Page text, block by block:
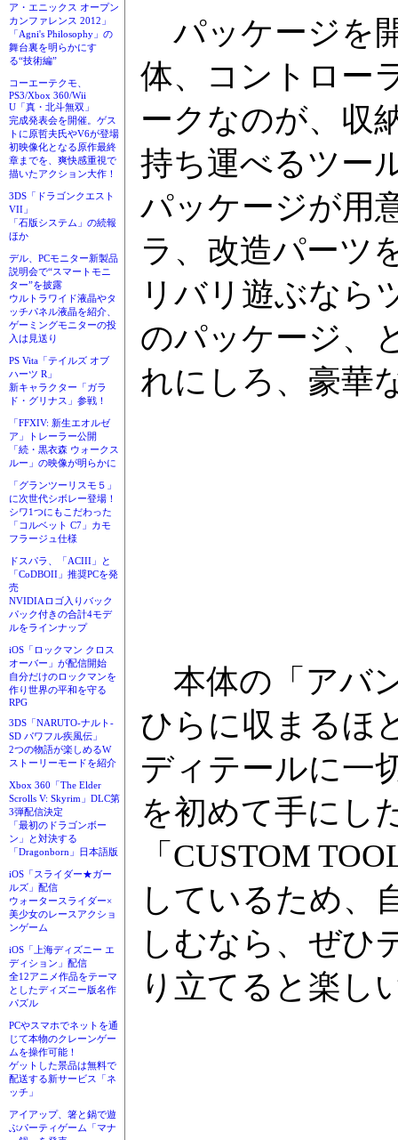
ア・エニックス オープン
カンファレンス 2012」
「Agni's Philosophy」の
舞台裏を明らかにす
る“技術編”
コーエーテクモ、
PS3/Xbox 360/Wii
U「真・北斗無双」
完成発表会を開催。ゲス
トに原哲夫氏やV6が登場
初映像化となる原作最終
章までを、爽快感重視で
描いたアクション大作！
3DS「ドラゴンクエスト
VII」
「石版システム」の続報
ほか
デル、PCモニター新製品
説明会で“スマートモニ
ター”を披露
ウルトラワイド液晶やタ
ッチパネル液晶を紹介、
ゲーミングモニターの投
入は見送り
PS Vita「テイルズ オブ
ハーツ R」
新キャラクター「ガラ
ド・グリナス」参戦！
「FFXIV: 新生エオルゼ
ア」トレーラー公開
「続・黒衣森 ウォークス
ルー」の映像が明らかに
「グランツーリスモ５」
に次世代シボレー登場！
シワ1つにもこだわった
「コルベット C7」カモ
フラージュ仕様
ドスパラ、「ACIII」と
「CoDBOII」推奨PCを発
売
NVIDIAロゴ入りバック
パック付きの合計4モデ
ルをラインナップ
iOS「ロックマン クロス
オーバー」が配信開始
自分だけのロックマンを
作り世界の平和を守る
RPG
3DS「NARUTO-ナルト-
SD パワフル疾風伝」
2つの物語が楽しめるW
ストーリーモードを紹介
Xbox 360「The Elder
Scrolls V: Skyrim」DLC第
3弾配信決定
「最初のドラゴンボー
ン」と対決する
「Dragonborn」日本語版
iOS「スライダー★ガー
ルズ」配信
ウォータースライダー×
美少女のレースアクショ
ンゲーム
iOS「上海ディズニー エ
ディション」配信
全12アニメ作品をテーマ
としたディズニー版名作
パズル
PCやスマホでネットを通
じて本物のクレーンゲー
ムを操作可能！
ゲットした景品は無料で
配送する新サービス「ネ
ッチ」
アイアップ、箸と鍋で遊
ぶパーティゲーム「マナ
パッケージを
体、コントロー
ークなのが、収
持ち運べるツー
パッケージが用
ラ、改造パーツ
リバリ遊ぶなら
のパッケージ、
れにしろ、豪華
本体の「アバ
ひらに収まるほ
ディテールに一
を初めて手にし
「CUSTOM
しているため、
しむなら、ぜひ
り立てると楽し